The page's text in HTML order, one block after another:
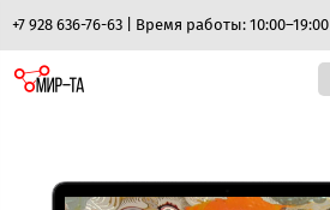
+7 928 636-76-63 | Время работы: